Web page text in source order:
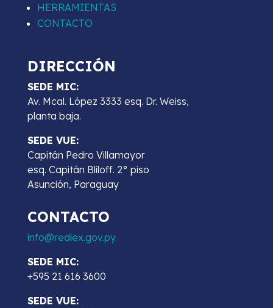
HERRAMIENTAS
CONTACTO
DIRECCIÓN
SEDE MIC:
Av. Mcal. López 3333 esq. Dr. Weiss,
planta baja.
SEDE VUE:
Capitán Pedro Villamayor
esq. Capitán Bliloff. 2° piso
Asunción, Paraguay
CONTACTO
info@rediex.gov.py
SEDE MIC:
+595 21 616 3600
SEDE VUE: